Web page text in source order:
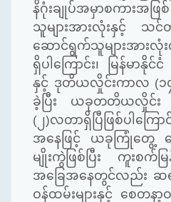
နိဂုံးချုပ်အမှာစကား
သူများအားလုံးနှင့် သင်တ
ဆောင်ရွက်သူများအား
ရှိပါကြောင်း၊ မြန်မာနို
နှင့် ဒုတိယလှိုင်းကာလ (၁
ခဲ့ပြီး ယခုတတိယလှိုင်း
( ၂)လတာရှိပြီဖြစ်ပါကြ
အနေဖြင့် ယခုကြုံတွေ့
မျိုးကွဲဖြစ်ပြီး ကူးစက်မ
အခြေအနေတွင်လည်း ဆရာ
ဝန်ထမ်းများနှင့် စေတန